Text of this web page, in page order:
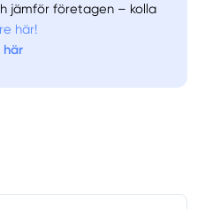
jämför företagen – kolla
här!
här